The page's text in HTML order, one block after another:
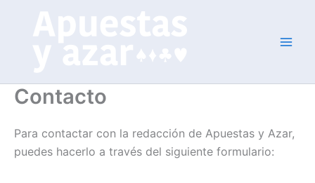
Contacto
Para contactar con la redacción de Apuestas y Azar,
puedes hacerlo a través del siguiente formulario: